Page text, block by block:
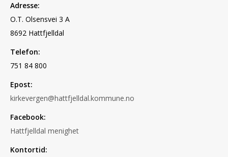
Adresse:
O.T. Olsensvei 3 A
8692 Hattfjelldal
Telefon:
751 84 800
Epost:
kirkevergen@hattfjelldal.kommune.no
Facebook:
Hattfjelldal menighet
Kontortid: